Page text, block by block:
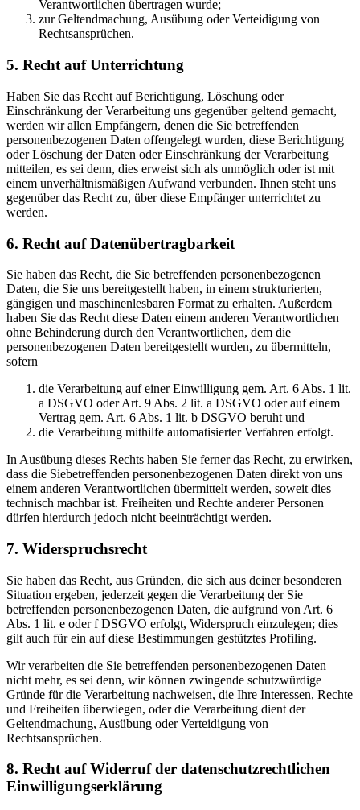
Verantwortlichen übertragen wurde;
zur Geltendmachung, Ausübung oder Verteidigung von
Rechtsansprüchen.
5. Recht auf Unterrichtung
Haben Sie das Recht auf Berichtigung, Löschung oder
Einschränkung der Verarbeitung uns gegenüber geltend gemacht,
werden wir allen Empfängern, denen die Sie betreffenden
personenbezogenen Daten offengelegt wurden, diese Berichtigung
oder Löschung der Daten oder Einschränkung der Verarbeitung
mitteilen, es sei denn, dies erweist sich als unmöglich oder ist mit
einem unverhältnismäßigen Aufwand verbunden. Ihnen steht uns
gegenüber das Recht zu, über diese Empfänger unterrichtet zu
werden.
6. Recht auf Datenübertragbarkeit
Sie haben das Recht, die Sie betreffenden personenbezogenen
Daten, die Sie uns bereitgestellt haben, in einem strukturierten,
gängigen und maschinenlesbaren Format zu erhalten. Außerdem
haben Sie das Recht diese Daten einem anderen Verantwortlichen
ohne Behinderung durch den Verantwortlichen, dem die
personenbezogenen Daten bereitgestellt wurden, zu übermitteln,
sofern
die Verarbeitung auf einer Einwilligung gem. Art. 6 Abs. 1 lit.
a DSGVO oder Art. 9 Abs. 2 lit. a DSGVO oder auf einem
Vertrag gem. Art. 6 Abs. 1 lit. b DSGVO beruht und
die Verarbeitung mithilfe automatisierter Verfahren erfolgt.
In Ausübung dieses Rechts haben Sie ferner das Recht, zu erwirken,
dass die Siebetreffenden personenbezogenen Daten direkt von uns
einem anderen Verantwortlichen übermittelt werden, soweit dies
technisch machbar ist. Freiheiten und Rechte anderer Personen
dürfen hierdurch jedoch nicht beeinträchtigt werden.
7. Widerspruchsrecht
Sie haben das Recht, aus Gründen, die sich aus deiner besonderen
Situation ergeben, jederzeit gegen die Verarbeitung der Sie
betreffenden personenbezogenen Daten, die aufgrund von Art. 6
Abs. 1 lit. e oder f DSGVO erfolgt, Widerspruch einzulegen; dies
gilt auch für ein auf diese Bestimmungen gestütztes Profiling.
Wir verarbeiten die Sie betreffenden personenbezogenen Daten
nicht mehr, es sei denn, wir können zwingende schutzwürdige
Gründe für die Verarbeitung nachweisen, die Ihre Interessen, Rechte
und Freiheiten überwiegen, oder die Verarbeitung dient der
Geltendmachung, Ausübung oder Verteidigung von
Rechtsansprüchen.
8. Recht auf Widerruf der datenschutzrechtlichen
Einwilligungserklärung